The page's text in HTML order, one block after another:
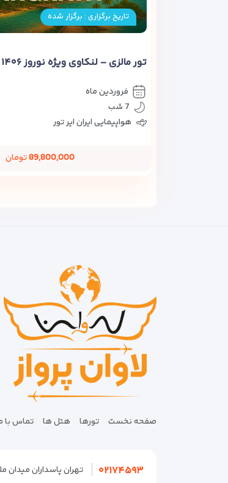
تاریخ برگزاری : برگزار شده
تور مالزی – لنکاوی ویژه نوروز ۱۴۰۶
فروردین ماه
7 شب
هواپیمایی ایران ایر تور
89,800,000تومان
صفحه نخست تورها هتل ها تماس با
۰۲۱۷۴۵۹۳ تهران پاسداران میدان ملت